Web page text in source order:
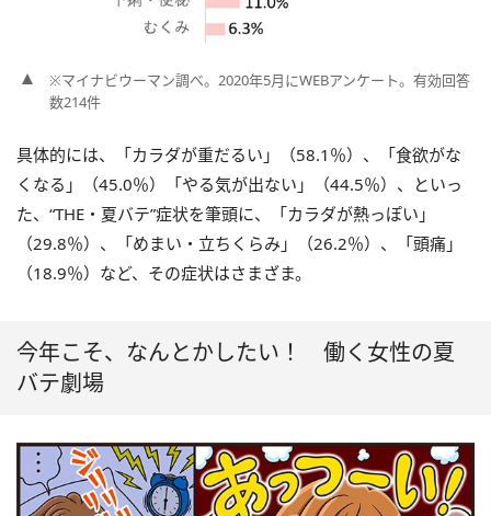
※マイナビウーマン調べ。2020年5月にWEBアンケート。有効回答
数214件
具体的には、「カラダが重だるい」（58.1％）、「食欲がな
くなる」（45.0％）「やる気が出ない」（44.5％）、といっ
た、“THE・夏バテ”症状を筆頭に、「カラダが熱っぽい」
（29.8％）、「めまい・立ちくらみ」（26.2％）、「頭痛」
（18.9％）など、その症状はさまざま。
今年こそ、なんとかしたい！ 働く女性の夏
バテ劇場